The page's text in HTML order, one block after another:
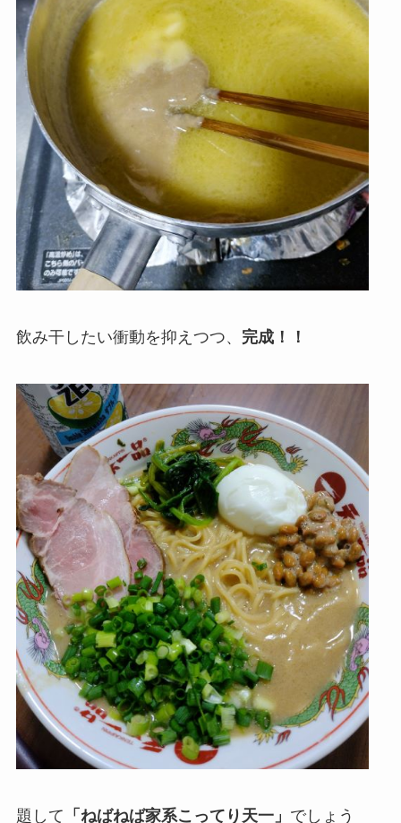
飲み干したい衝動を抑えつつ、 完成！！
題して 「ねばねば家系こってり天一」 でしょう